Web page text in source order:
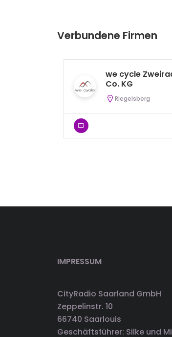
Verbundene Firmen
we cycle
Co. KG
Riegelsberg
IMPRESSUM
CityRadio Saarland GmbH
Zeppelinstr. 10
66740 Saarlouis
Geschäftsführer: Silke und